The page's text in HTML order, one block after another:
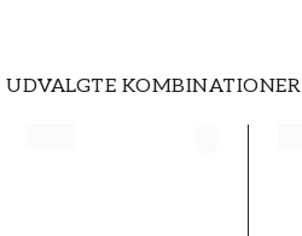
UDVALGTE KOMBINATIONER